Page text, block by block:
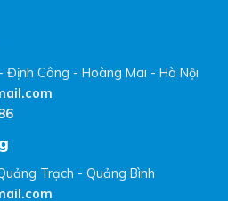
Định Công - Hoàng Mai - Hà Nội
Trạch - Quảng Bình